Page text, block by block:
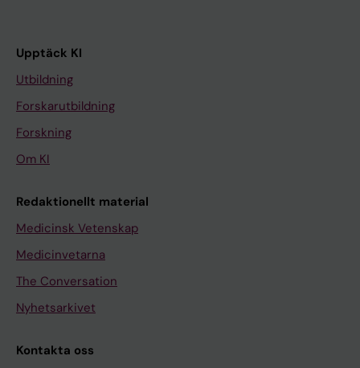
Upptäck KI
Utbildning
Forskarutbildning
Forskning
Om KI
Redaktionellt material
Medicinsk Vetenskap
Medicinvetarna
The Conversation
Nyhetsarkivet
Kontakta oss